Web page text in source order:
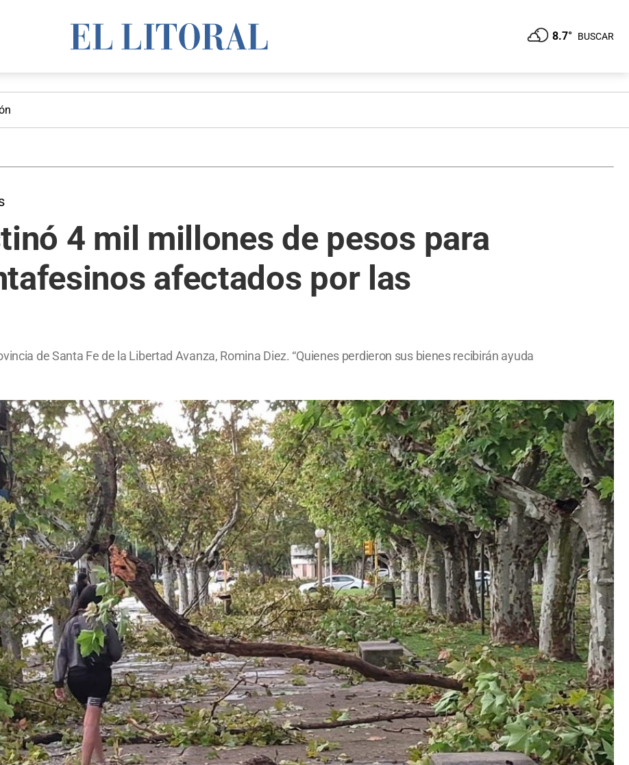
8.7° BUSCAR
4 mil millones de pesos para
afectados por las
de Santa Fe de la Libertad Avanza, Romina Diez. “Quienes perdieron sus bienes recibirán ayuda